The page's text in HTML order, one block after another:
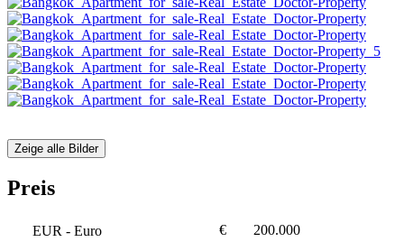
Zeige alle Bilder
Preis
EUR - Euro €
200.000